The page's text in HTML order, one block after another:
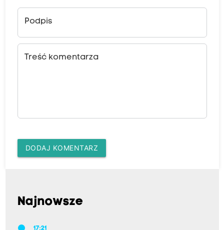
Podpis
Treść komentarza
DODAJ KOMENTARZ
Najnowsze
17:21